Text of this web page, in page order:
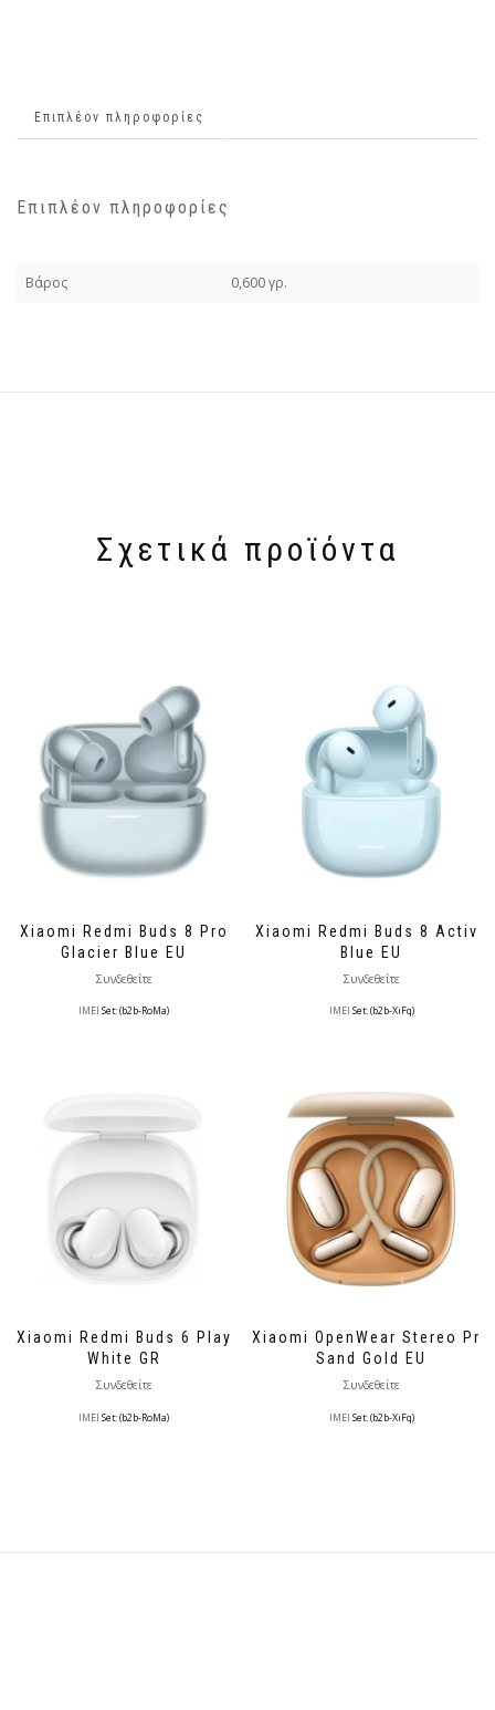
Επιπλέον πληροφορίες
Επιπλέον πληροφορίες
Βάρος 0,600 γρ.
Σχετικά προϊόντα
Xiaomi Redmi Buds 8 Pro
Glacier Blue EU
Συνδεθείτε
IMEI Set: (b2b-RoMa)
Xiaomi Redmi Buds 8 Active
Blue EU
Συνδεθείτε
IMEI Set: (b2b-XiFq)
Xiaomi Redmi Buds 6 Play
White GR
Συνδεθείτε
IMEI Set: (b2b-RoMa)
Xiaomi OpenWear Stereo Pro
Sand Gold EU
Συνδεθείτε
IMEI Set: (b2b-XiFq)